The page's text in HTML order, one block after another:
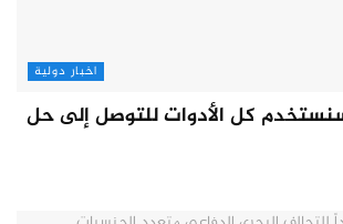
اخبار دولية
كل الأدوات للتوصل إلى حل